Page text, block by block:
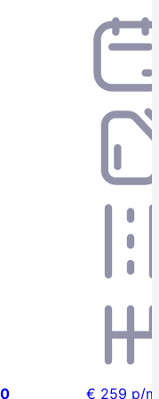
€ 259 p/m